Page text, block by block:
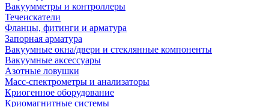
Вакуумметры и контроллеры
Течеискатели
Фланцы, фитинги и арматура
Запорная арматура
Вакуумные окна/двери и стеклянные компоненты
Вакуумные аксессуары
Азотные ловушки
Масс-спектрометры и анализаторы
Криогенное оборудование
Криомагнитные системы